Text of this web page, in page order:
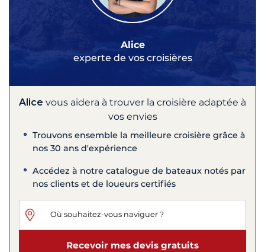
Alice
experte de vos croisières
Alice vous aidera à trouver la croisière adaptée à
vos envies
Trouvons ensemble la meilleure croisière grâce à
nos 30 ans d'expérience
Accédez à notre catalogue de bateaux notés par
nos clients et de loueurs certifiés
Recevoir mes devis gratuits